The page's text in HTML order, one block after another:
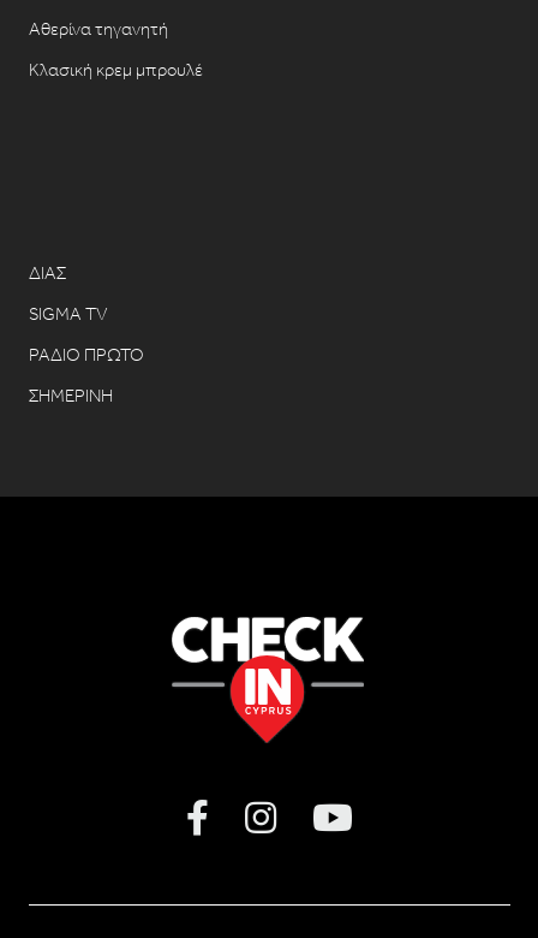
Αθερίνα τηγανητή
Κλασική κρεμ μπρουλέ
ΔΙΑΣ
SIGMA TV
ΡΑΔΙΟ ΠΡΩΤΟ
ΣΗΜΕΡΙΝΗ